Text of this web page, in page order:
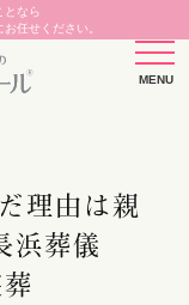
となら
任せください。
理由は親
浜葬儀